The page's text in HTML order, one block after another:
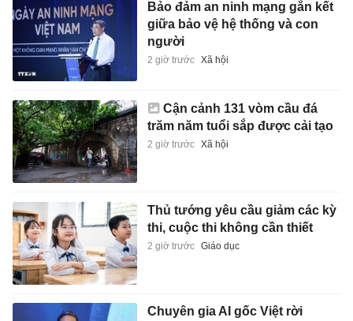
Bảo đảm an ninh mạng gắn kết
giữa bảo vệ hệ thống và con
người
2 giờ trước Xã hội
Cận cảnh 131 vòm cầu đá
trăm năm tuổi sắp được cải tạo
2 giờ trước Xã hội
Thủ tướng yêu cầu giảm các kỳ
thi, cuộc thi không cần thiết
2 giờ trước Giáo dục
Chuyên gia AI gốc Việt rời